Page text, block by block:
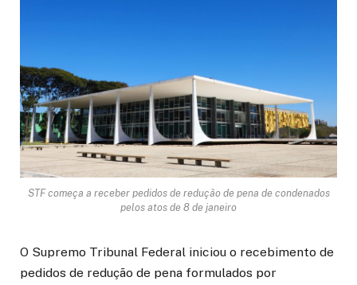
STF começa a receber pedidos de redução de pena de condenados
pelos atos de 8 de janeiro
O Supremo Tribunal Federal iniciou o recebimento de
pedidos de redução de pena formulados por